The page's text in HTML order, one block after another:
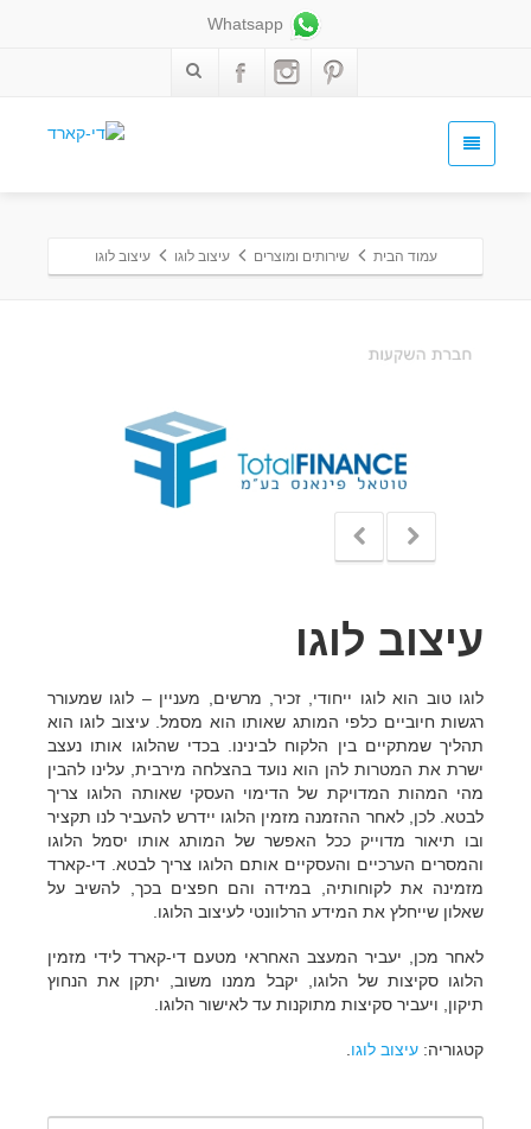
עמוד הבית שירותים ומוצרים עיצוב לוגו עיצוב לוגו
עיצוב לוגו
לוגו טוב הוא לוגו ייחודי, זכיר, מרשים, מעניין – לוגו שמעורר
רגשות חיוביים כלפי המותג שאותו הוא מסמל. עיצוב לוגו הוא
תהליך שמתקיים בין הלקוח לבינינו. בכדי שהלוגו אותו נעצב
ישרת את המטרות להן הוא נועד בהצלחה מירבית, עלינו להבין
מהי המהות המדויקת של הדימוי העסקי שאותה הלוגו צריך
לבטא. לכן, לאחר ההזמנה מזמין הלוגו יידרש להעביר לנו תקציר
ובו תיאור מדוייק ככל האפשר של המותג אותו יסמל הלוגו
והמסרים הערכיים והעסקיים אותם הלוגו צריך לבטא. די-קארד
מזמינה את לקוחותיה, במידה והם חפצים בכך, להשיב על
שאלון שייחלץ את המידע הרלוונטי לעיצוב הלוגו.
לאחר מכן, יעביר המעצב האחראי מטעם די-קארד לידי מזמין
הלוגו סקיצות של הלוגו, יקבל ממנו משוב, יתקן את הנחוץ
תיקון, ויעביר סקיצות מתוקנות עד לאישור הלוגו.
קטגוריה: עיצוב לוגו